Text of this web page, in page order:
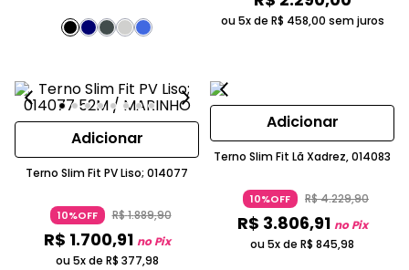
ou 5x de R$ 458,00 sem juros
Adicionar
Terno Slim Fit PV Liso; 014077
10%OFF R$1.889,90
R$ 1.700,91 no Pix
ou 5x de R$ 377,98
Adicionar
Terno Slim Fit Lã Xadrez, 014083
10%OFF R$4.229,90
R$ 3.806,91 no Pix
ou 5x de R$ 845,98